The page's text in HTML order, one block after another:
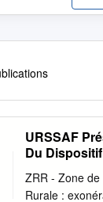
URSSAF
Du Dispositif
ZRR - Zone de
Rurale :